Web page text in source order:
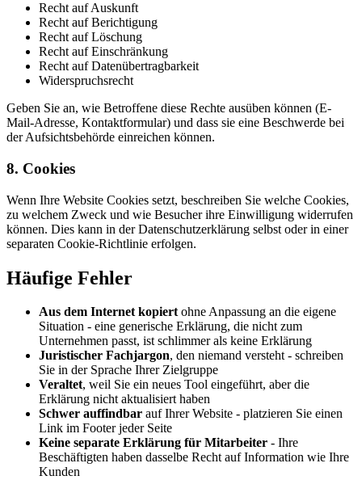
Recht auf Auskunft
Recht auf Berichtigung
Recht auf Löschung
Recht auf Einschränkung
Recht auf Datenübertragbarkeit
Widerspruchsrecht
Geben Sie an, wie Betroffene diese Rechte ausüben können (E-
Mail-Adresse, Kontaktformular) und dass sie eine Beschwerde bei
der Aufsichtsbehörde einreichen können.
8. Cookies
Wenn Ihre Website Cookies setzt, beschreiben Sie welche Cookies,
zu welchem Zweck und wie Besucher ihre Einwilligung widerrufen
können. Dies kann in der Datenschutzerklärung selbst oder in einer
separaten Cookie-Richtlinie erfolgen.
Häufige Fehler
Aus dem Internet kopiertohne Anpassung an die eigene
Situation - eine generische Erklärung, die nicht zum
Unternehmen passt, ist schlimmer als keine Erklärung
Juristischer Fachjargon, den niemand versteht - schreiben
Sie in der Sprache Ihrer Zielgruppe
Veraltet, weil Sie ein neues Tool eingeführt, aber die
Erklärung nicht aktualisiert haben
Schwer auffindbar auf Ihrer Website - platzieren Sie einen
Link im Footer jeder Seite
Keine separate Erklärung für Mitarbeiter - Ihre
Beschäftigten haben dasselbe Recht auf Information wie Ihre
Kunden